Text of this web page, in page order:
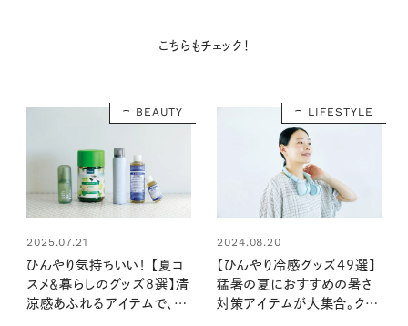
こちらもチェック！
BEAUTY
2025.07.21
ひんやり気持ちいい！ 【夏コ
スメ＆暮らしのグッズ8選】清
涼感あふれるアイテムで、暑
LIFESTYLE
2024.08.20
【ひんやり冷感グッズ49選】
猛暑の夏におすすめの暑さ
対策アイテムが大集合。クー